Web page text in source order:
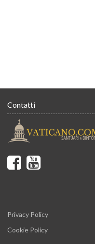
Contatti
Privacy Policy
Cookie Policy